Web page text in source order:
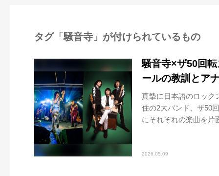
タグ「騒音寺」が付けられているもの
騒音寺×ザ50回
ールの教訓とア
真摯に日本語のロック
住の2大バンド、ザ50
にそれぞれの楽曲を片
2026.05.09